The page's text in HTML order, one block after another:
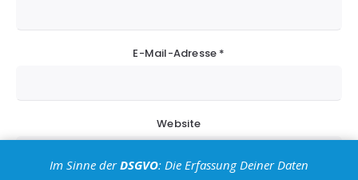
E-Mail-Adresse *
Website
Im Sinne derDSGVO: Die Erfassung Deiner Daten